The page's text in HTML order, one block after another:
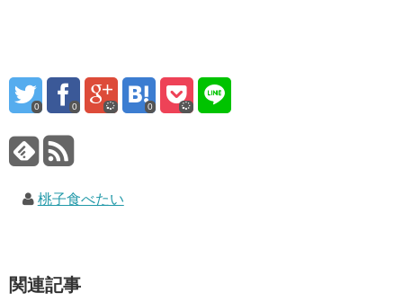
0 0 0
桃子食べたい
関連記事